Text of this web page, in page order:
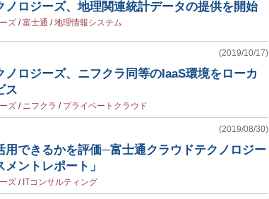
ノロジーズ、地理関連統計データの提供を開始
ズ /富士通 /地理情報システム
(2019/10/17)
ノロジーズ、ニフクラ同等のIaaS環境をローカ
ス
ズ / ニフクラ / プライベートクラウド
(2019/08/30)
用できるかを評価─富士通クラウドテクノロジー
ントレポート」
ズ / ITコンサルティング